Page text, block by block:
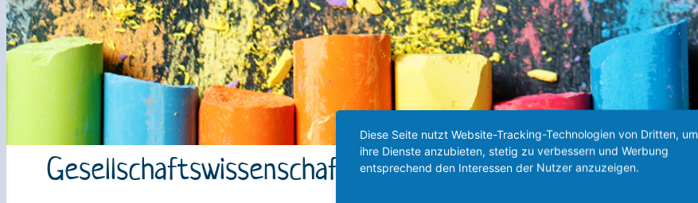
Gesellschaftswissenschaften
Diese Seite nutzt Website-Tracking-Technologien von Dritten, um
ihre Dienste anzubieten, stetig zu verbessern und Werbung
entsprechend den Interessen der Nutzer anzuzeigen.